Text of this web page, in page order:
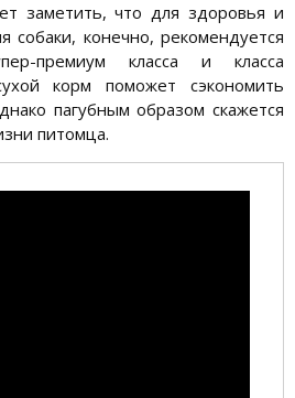
заметить, что для здоровья и
собаки, конечно, рекомендуется
премиум класса и класса
корм поможет сэкономить
пагубным образом скажется
питомца.